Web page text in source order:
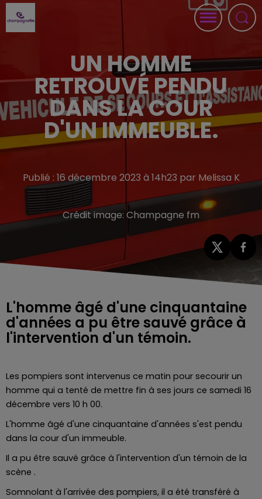
UN HOMME
RETROUVÉ PENDU
DANS LA COUR
D'UN IMMEUBLE.
Publié : 16 décembre 2023 à 14h23 par Melissa K
Crédit image: Champagne fm
L'homme âgé d'une cinquantaine
d'années a pu être sauvé grâce à
l'intervention d'un témoin.
Les pompiers sont intervenus ce matin pour secourir un
homme qui a tenté de mettre fin à ses jours ce samedi 16
décembre vers 10 h 00.
L'homme âgé d'une cinquantaine d'années s'est pendu
dans la cour d'un immeuble.
Il a pu être sauvé grâce à l'intervention d'un témoin de la
scène .
Somnolant à l'arrivée des pompiers, il a été transféré à